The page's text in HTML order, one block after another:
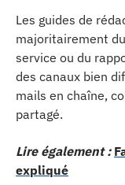
Les guides de
majoritairement
service ou du
des canaux bien
mails en chaîne,
partagé.
Lire également :
expliqué